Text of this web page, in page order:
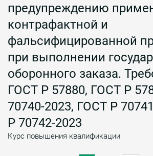
предупреждению
контрафактной и
фальсифицированной
при выполнении
оборонного заказа.
ГОСТ Р 57880, ГОСТ Р
70740-2023, ГОСТ Р
Р 70742-2023
Курс повышения квалификации
Заказать